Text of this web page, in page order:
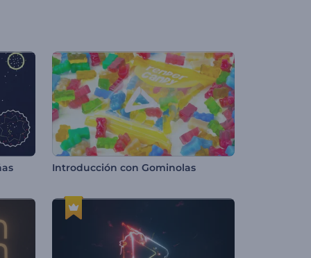
Introducción con Gominolas